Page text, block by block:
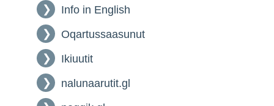
Info in English
Oqartussaasunut
Ikiuutit
nalunaarutit.gl